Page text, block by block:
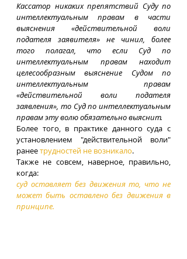
Кассатор никаких препятствий Суду по
интеллектуальным правам в части
выяснения «действительной воли
подателя заявителя» не чинил, более
того полагал, что если Суд по
интеллектуальным правам находит
целесообразным выяснение Судом по
интеллектуальным правам
«действительной воли подателя
заявления», то Суд по интеллектуальным
правам эту волю обязательно выяснит.
Более того, в практике данного суда с
установлением "действительной воли"
ранее трудностей не возникало.
Также не совсем, наверное, правильно,
когда:
суд оставляет без движения то, что не
может быть оставлено без движения в
принципе.